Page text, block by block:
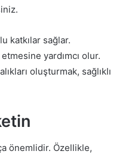
katkılar sağlar.
yardımcı olur.
oluşturmak, sağlıklı
önemlidir. Özellikle,